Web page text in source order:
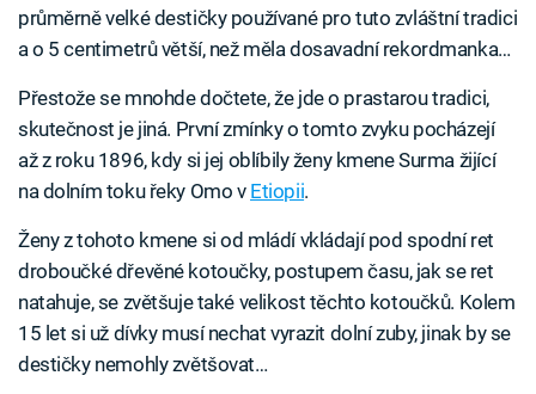
průměrně velké destičky používané pro tuto zvláštní tradici
a o 5 centimetrů větší, než měla dosavadní rekordmanka…
Přestože se mnohde dočtete, že jde o prastarou tradici,
skutečnost je jiná. První zmínky o tomto zvyku pocházejí
až z roku 1896, kdy si jej oblíbily ženy kmene Surma žijící
na dolním toku řeky Omo v Etiopii.
Ženy z tohoto kmene si od mládí vkládají pod spodní ret
droboučké dřevěné kotoučky, postupem času, jak se ret
natahuje, se zvětšuje také velikost těchto kotoučků. Kolem
15 let si už dívky musí nechat vyrazit dolní zuby, jinak by se
destičky nemohly zvětšovat…